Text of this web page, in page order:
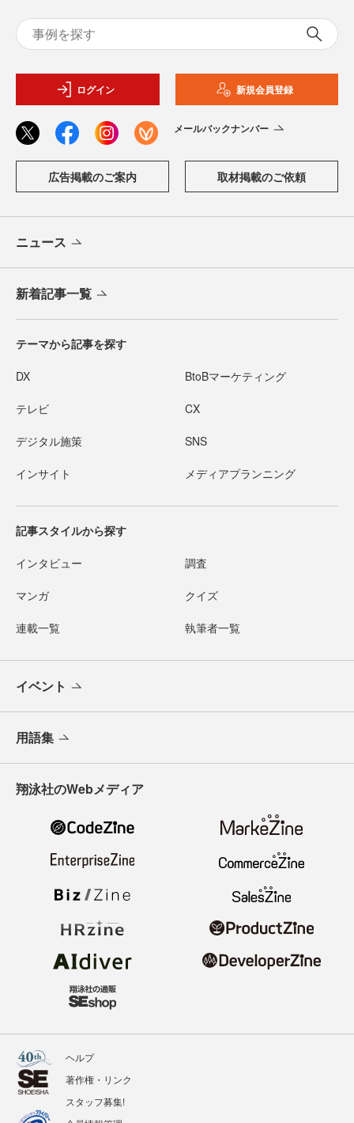
ログイン 新規会員登録
メールバックナンバー
広告掲載のご案内 取材掲載のご依頼
ニュース
新着記事一覧
テーマから記事を探す
DX BtoBマーケティング
テレビ CX
デジタル施策 SNS
インサイト メディアプランニング
記事スタイルから探す
インタビュー 調査
マンガ クイズ
連載一覧 執筆者一覧
イベント
用語集
翔泳社のWebメディア
ヘルプ
著作権・リンク
スタッフ募集!